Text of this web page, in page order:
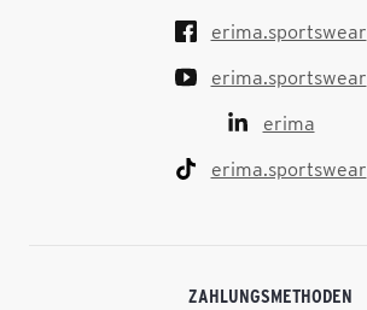
erima.sportswear
erima.sportswear
erima
erima.sportswear
ZAHLUNGSMETHODEN